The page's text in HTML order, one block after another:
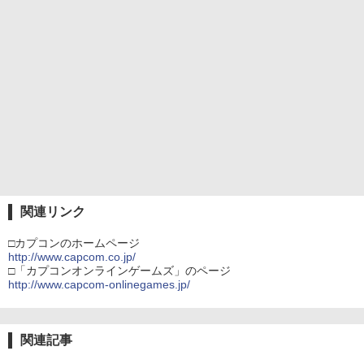
関連リンク
□カプコンのホームページ
http://www.capcom.co.jp/
□「カプコンオンラインゲームズ」のページ
http://www.capcom-onlinegames.jp/
関連記事